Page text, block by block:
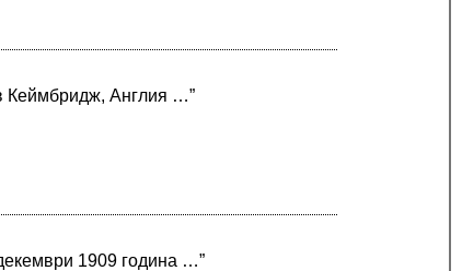
Кеймбридж, Англия …”
1909 година …”